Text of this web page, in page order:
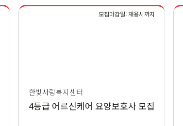
모집마감일: 채용시까지
한빛사랑복지센터
4등급 어르신케어 요양보호사 모집